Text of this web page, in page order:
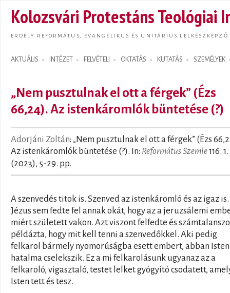
Kolozsvári Protestáns Teológiai
ERDÉLY REFORMÁTUS, EVANGÉLIKUS ÉS UNITÁRIUS LELKÉSZKÉPZŐ
AKTUÁLIS INTÉZET FELVÉTELI OKTATÁS KUTATÁS SZEMÉLYEK
Search form
„Nem pusztulnak el ott a férgek” (Ézs
66,24). Az istenkáromlók büntetése (?)
Adorjáni Zoltán: „Nem pusztulnak el ott a férgek” (Ézs
Az istenkáromlók büntetése (?). In: Református Szemle116. 1.
(2023), 5-29. pp.
A szenvedés titok is. Szenved az istenkáromló és az igaz is.
Jézus sem fedte fel annak okát, hogy az a jeruzsálemi
miért született vakon. Azt viszont felfedte és
példázta, hogy mit kell tenni a szenvedőkkel. Aki pedig
felkarol bármely nyomorúságba esett embert, abban Isten
hatalma cselekszik. Ez a mi felkarolásunk ugyanaz az a
felkaroló, vigasztaló, testet lelket gyógyító csodatett,
Isten tett és tesz.